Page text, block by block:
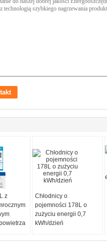
z
Chłodnicy o
pojemności 178L o
zużyciu energii 0,7
kWh/dzień